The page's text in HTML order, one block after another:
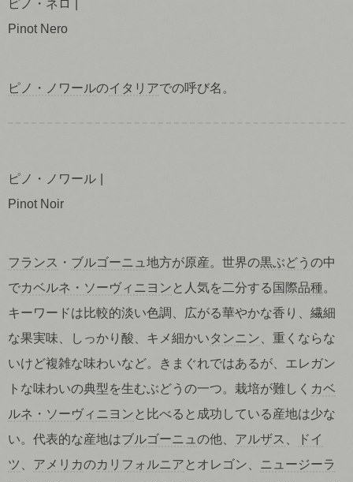
ピノ・ネロ
Pinot Nero
ピノ・ノワールのイタリアでの呼び名。
ピノ・ノワール
Pinot Noir
フランス ・ ブルゴーニュ 地方が原産。世界の黒ぶどう の中
でカベルネ・ソーヴィニヨン と人気を二分する 国際品種。
キーワードは比較的淡い色調、広がる華やかな香り、繊細
な果実味、しっかり酸、キメ細かいタンニン 、重くならな
いけど複雑な味わいなど。きまぐれではあるが、エレガン
トな味わいの典型を生むぶどうの一つ。栽培が難しく カベ
ルネ・ソーヴィニヨン と比べると成功している産地は少な
い。代表的な産地はブルゴーニュ の他、 アルザス
ドイ
ツ
アメリカのカリフォルニア とオレゴン、 ニュージーラ